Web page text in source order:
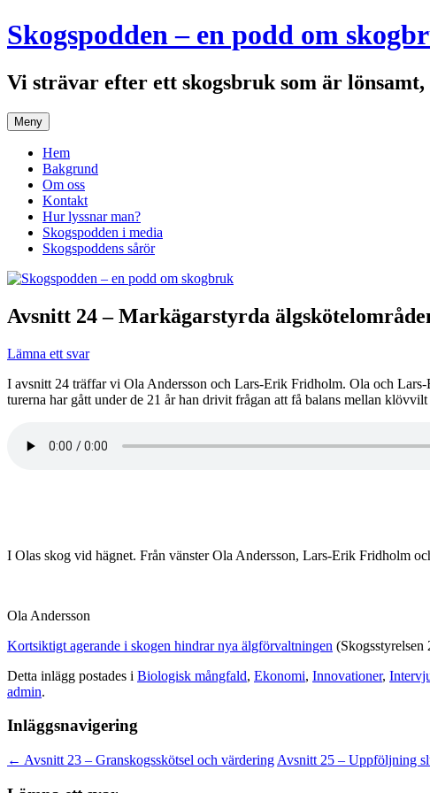
Hoppa
till
Skogspodden – en podd om
Vi strävar efter ett skogsbruk som är
Meny
Hem
Bakgrund
Om oss
Kontakt
Hur lyssnar man?
Skogspodden i media
Skogspoddens sårör
Avsnitt 24 – Markägarstyrda
Lämna ett svar
I avsnitt 24 träffar vi Ola Andersson och Lars-Erik Fridholm. Ola och
turerna har gått under de 21 år han drivit frågan att få balans mellan
I Olas skog vid hägnet. Från vänster Ola Andersson, Lars-Erik Fridholm
Ola Andersson
Kortsiktigt agerande i skogen hindrar nya älgförvaltningen (Skogsstyrelsen
Detta inlägg postades i Biologisk mångfald, Ekonomi, Innovationer,
admin.
Inläggsnavigering
← Avsnitt 23 – Granskogsskötsel och värdering Avsnitt 25 – Uppföljning